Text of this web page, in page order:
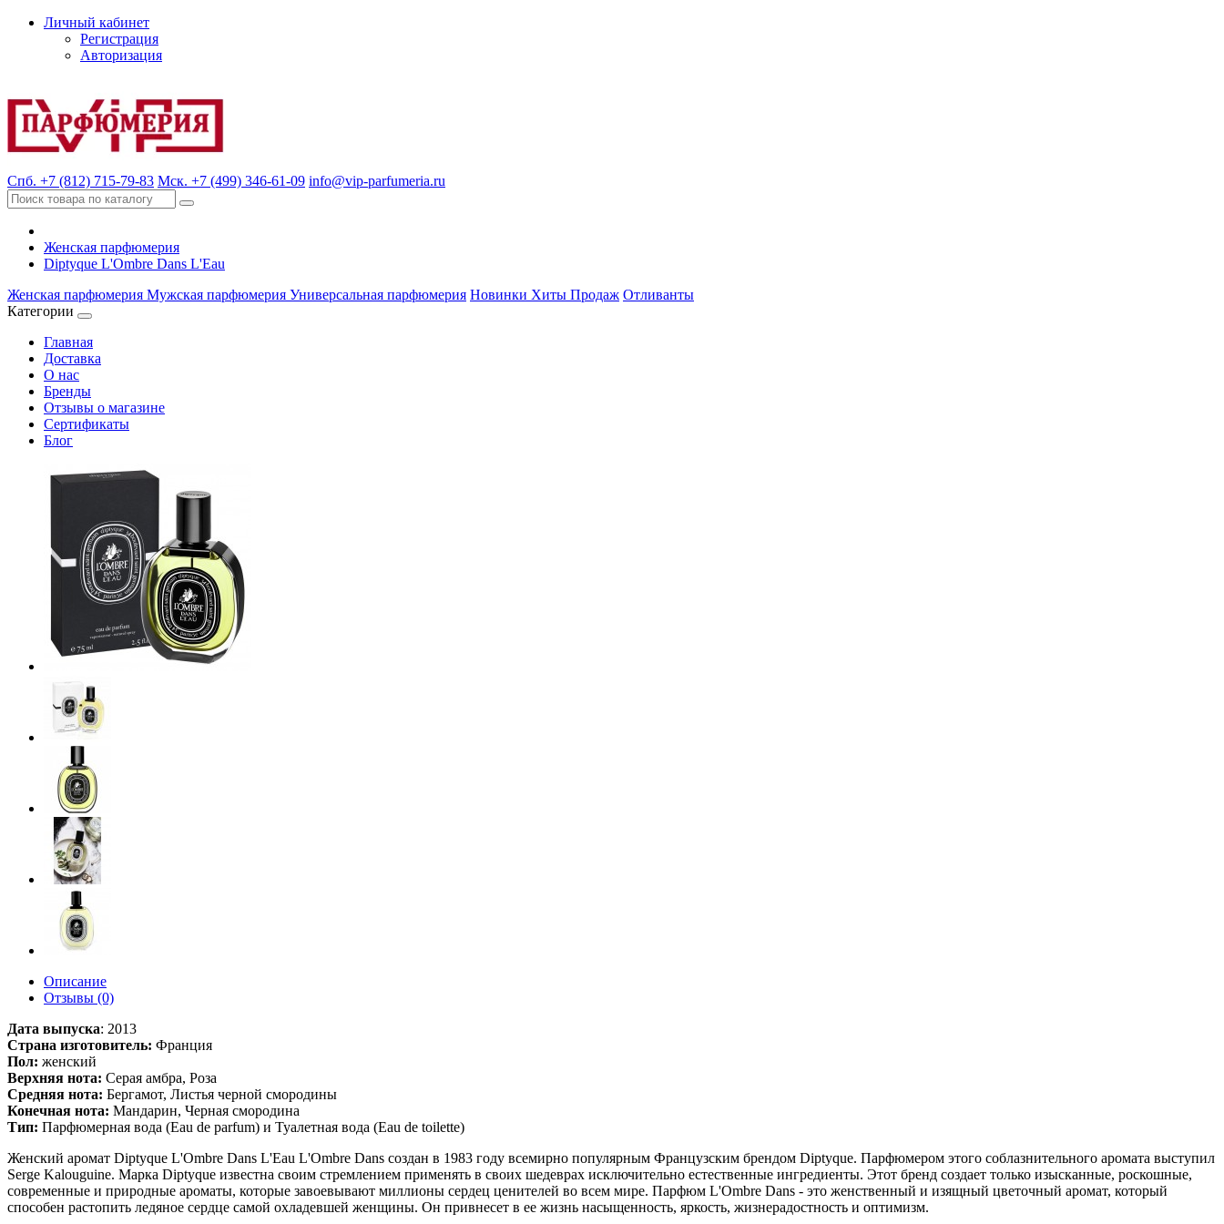
Личный кабинет
Регистрация
Авторизация
Спб. +7 (812) 715-79-83 Мск. +7 (499) 346-61-09 info@vip-parfumeria.ru
Женская парфюмерия
Diptyque L'Ombre Dans L'Eau
Женская парфюмерия Мужская парфюмерия Универсальная парфюмерия Новинки Хиты Продаж Отливанты
Категории
Главная
Доставка
О нас
Бренды
Отзывы о магазине
Сертификаты
Блог
Описание
Отзывы (0)
Дата выпуска: 2013
Страна изготовитель: Франция
Пол: женский
Верхняя нота: Серая амбра, Роза
Средняя нота: Бергамот, Листья черной смородины
Конечная нота: Мандарин, Черная смородина
Тип: Парфюмерная вода (Eau de parfum) и Туалетная вода (Eau de toilette)
Женский аромат Diptyque L'Ombre Dans L'Eau L'Ombre Dans создан в 1983 году всемирно популярным Французским брендом Diptyque. Парфюмером этого соблазнительного аромата выступил
Serge Kalouguine. Марка Diptyque известна своим стремлением применять в своих шедеврах исключительно естественные ингредиенты. Этот бренд создает только изысканные, роскошные,
современные и природные ароматы, которые завоевывают миллионы сердец ценителей во всем мире. Парфюм L'Ombre Dans - это женственный и изящный цветочный аромат, который
способен растопить ледяное сердце самой охладевшей женщины. Он привнесет в ее жизнь насыщенность, яркость, жизнерадостность и оптимизм.